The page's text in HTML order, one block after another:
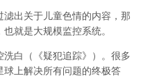
出关于儿童色情的内容，那
就是大规模监控系统。
白（《疑犯追踪》）。 很多
上解决所有问题的终极答